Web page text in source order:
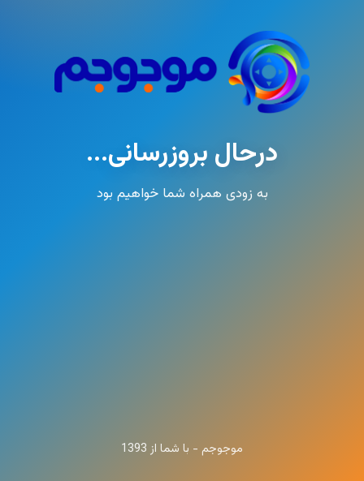
درحال بروزرسانی...
به زودی همراه شما خواهیم بود
موجوجم - با شما از 1393